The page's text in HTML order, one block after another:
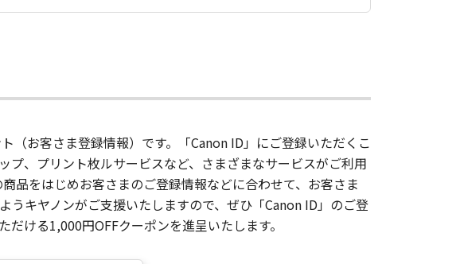
（お客さま登録情報）です。「Canon ID」にご登録いただくこ
プ、プリント枚ルサービスなど、さまざまなサービスがご利用
品をはじめお客さまのご登録情報などに合わせて、お客さま
キヤノンがご支援いたしますので、ぜひ「Canon ID」のご登
ける1,000円OFFクーポンを進呈いたします。